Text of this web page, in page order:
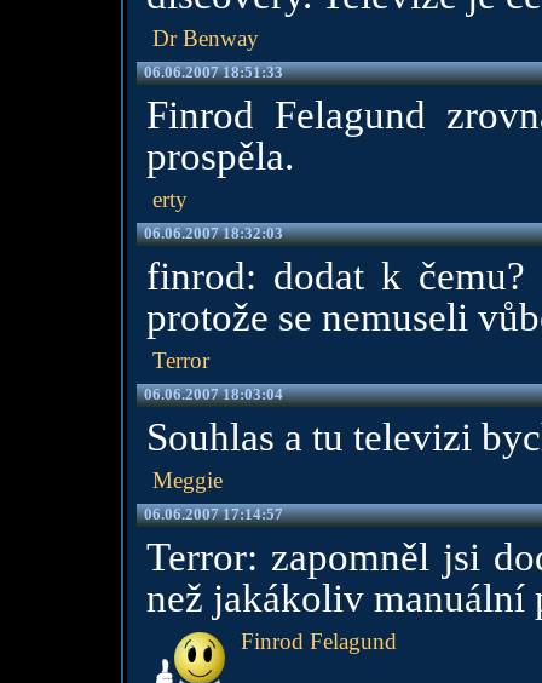
Dr Benway
06.06.2007 18:51:33
Finrod Felagund
prospěla.
erty
06.06.2007 18:32:03
finrod: dodat k
protože se nemuseli
Terror
06.06.2007 18:03:04
Souhlas a tu televizi
Meggie
06.06.2007 17:14:57
Terror: zapomněl jsi
než jakákoliv manuální
Finrod Felagund